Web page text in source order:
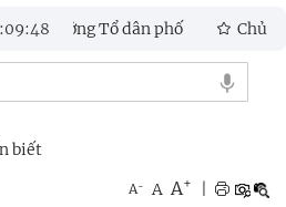
:09:51
phố
Chủ tịch UBND xã Bình
đổi số
biết
A- A A+